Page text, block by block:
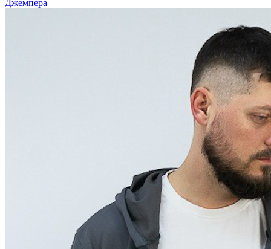
Джемпера